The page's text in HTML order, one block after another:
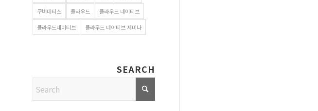
쿠버네티스 클라우드 클라우드 네이티브
클라우드네이티브 클라우드 네이티브 세미나
SEARCH